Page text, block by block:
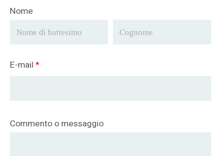
Nome
E-mail *
Commento o messaggio